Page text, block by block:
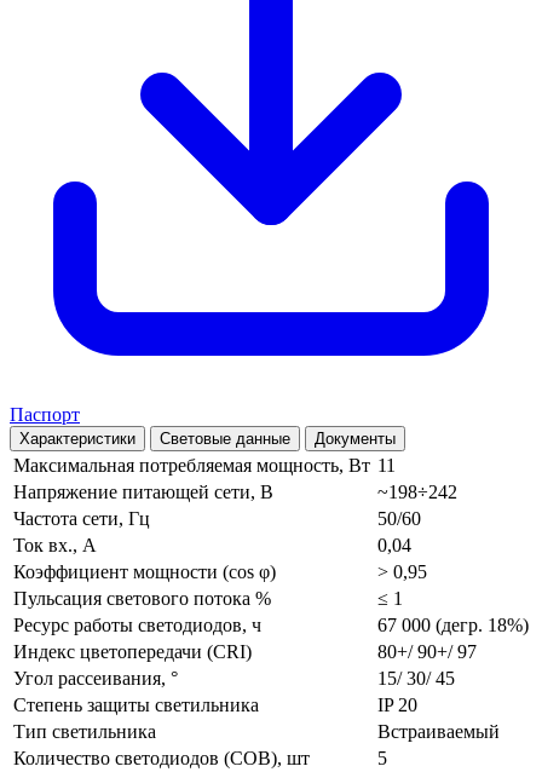
Паспорт
Характеристики Световые данные Документы
Максимальная потребляемая мощность, Вт 11
Напряжение питающей сети, В
~198÷242
Частота сети, Гц
50/60
Ток вх., А
0,04
Коэффициент мощности (cos φ)
> 0,95
Пульсация светового потока %
≤ 1
Ресурс работы светодиодов, ч
67 000 (дегр. 18%)
Индекс цветопередачи (CRI)
80+/ 90+/ 97
Угол рассеивания, °
15/ 30/ 45
Степень защиты светильника
IP 20
Тип светильника
Встраиваемый
Количество светодиодов (COB), шт
5